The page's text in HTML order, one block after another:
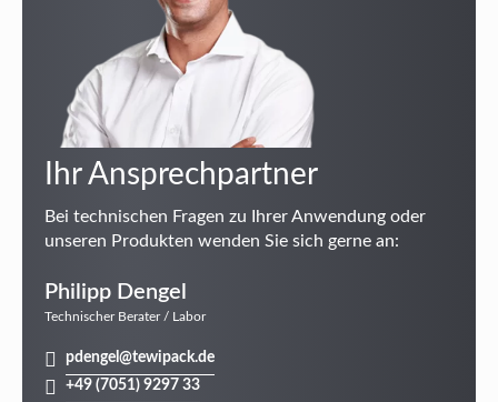
Ihr Ansprechpartner
Bei technischen Fragen zu Ihrer Anwendung oder
unseren Produkten wenden Sie sich gerne an:
Philipp Dengel
Technischer Berater / Labor
pdengel@tewipack.de
+49 (7051) 9297 33